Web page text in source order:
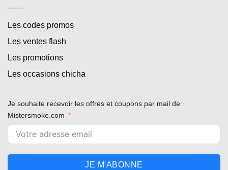
Les codes promos
Les ventes flash
Les promotions
Les occasions chicha
Je souhaite recevoir les offres et coupons par mail de
Mistersmoke.com
JE M'ABONNE